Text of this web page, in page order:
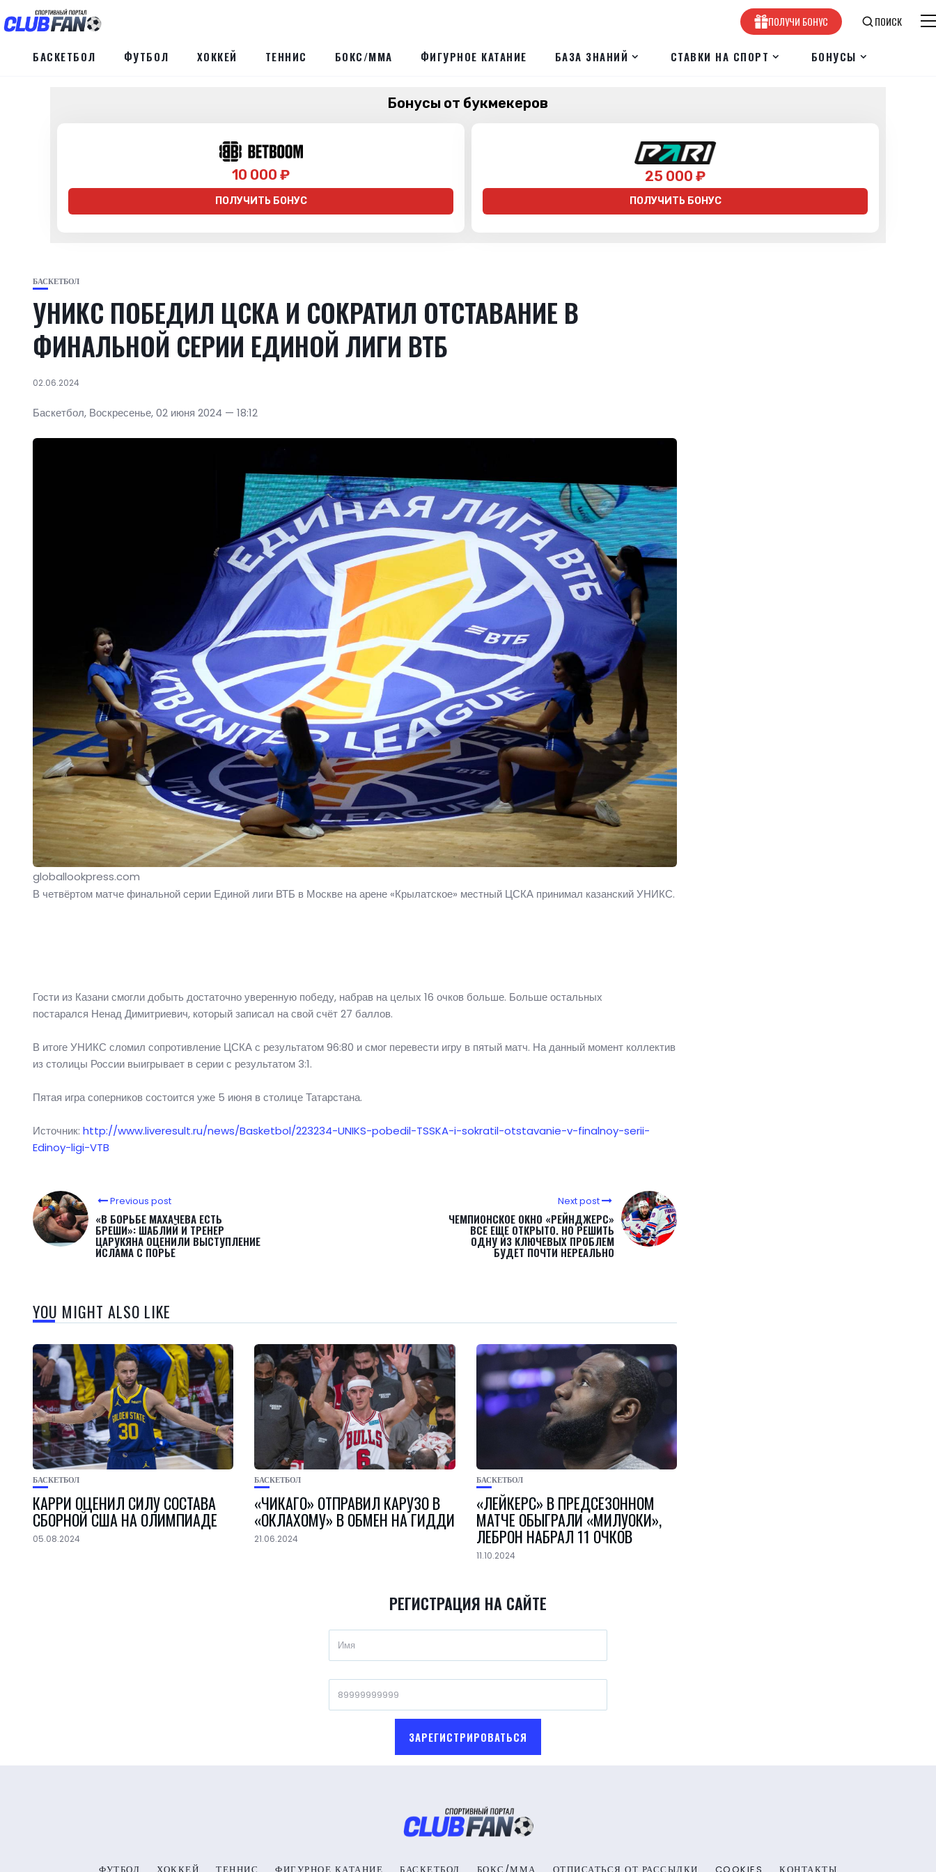
ПОЛУЧИ БОНУС ПОИСК
БАСКЕТБОЛ ФУТБОЛ ХОККЕЙ ТЕННИС БОКС/ММА ФИГУРНОЕ КАТАНИЕ БАЗА ЗНАНИЙ СТАВКИ НА СПОРТ БОНУСЫ
Бонусы от букмекеров
10 000 ₽
ПОЛУЧИТЬ БОНУС
25 000 ₽
ПОЛУЧИТЬ БОНУС
БАСКЕТБОЛ
УНИКС ПОБЕДИЛ ЦСКА И СОКРАТИЛ ОТСТАВАНИЕ В
ФИНАЛЬНОЙ СЕРИИ ЕДИНОЙ ЛИГИ ВТБ
02.06.2024
Баскетбол, Воскресенье, 02 июня 2024 — 18:12
globallookpress.com
В четвёртом матче финальной серии Единой лиги ВТБ в Москве на арене «Крылатское» местный ЦСКА принимал казанский УНИКС.
Гости из Казани смогли добыть достаточно уверенную победу, набрав на целых 16 очков больше. Больше остальных
постарался Ненад Димитриевич, который записал на свой счёт 27 баллов.
В итоге УНИКС сломил сопротивление ЦСКА с результатом 96:80 и смог перевести игру в пятый матч. На данный момент коллектив
из столицы России выигрывает в серии с результатом 3:1.
Пятая игра соперников состоится уже 5 июня в столице Татарстана.
Источник: http://www.liveresult.ru/news/Basketbol/223234-UNIKS-pobedil-TSSKA-i-sokratil-otstavanie-v-finalnoy-serii-
Edinoy-ligi-VTB
Previous post
«В БОРЬБЕ МАХАЧЕВА ЕСТЬ
БРЕШИ»: ШАБЛИЙ И ТРЕНЕР
ЦАРУКЯНА ОЦЕНИЛИ ВЫСТУПЛЕНИЕ
ИСЛАМА С ПОРЬЕ
Next post
ЧЕМПИОНСКОЕ ОКНО «РЕЙНДЖЕРС»
ВСЕ ЕЩЕ ОТКРЫТО. НО РЕШИТЬ
ОДНУ ИЗ КЛЮЧЕВЫХ ПРОБЛЕМ
БУДЕТ ПОЧТИ НЕРЕАЛЬНО
YOU MIGHT ALSO LIKE
БАСКЕТБОЛ
КАРРИ ОЦЕНИЛ СИЛУ СОСТАВА
СБОРНОЙ США НА ОЛИМПИАДЕ
05.08.2024
БАСКЕТБОЛ
«ЧИКАГО» ОТПРАВИЛ КАРУЗО В
«ОКЛАХОМУ» В ОБМЕН НА ГИДДИ
21.06.2024
БАСКЕТБОЛ
«ЛЕЙКЕРС» В ПРЕДСЕЗОННОМ
МАТЧЕ ОБЫГРАЛИ «МИЛУОКИ»,
ЛЕБРОН НАБРАЛ 11 ОЧКОВ
11.10.2024
РЕГИСТРАЦИЯ НА САЙТЕ
ЗАРЕГИСТРИРОВАТЬСЯ